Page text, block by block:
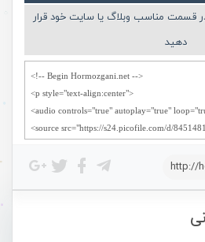
قسمت مناسب وبلاگ یا سایت خود قرار
دهید
http://